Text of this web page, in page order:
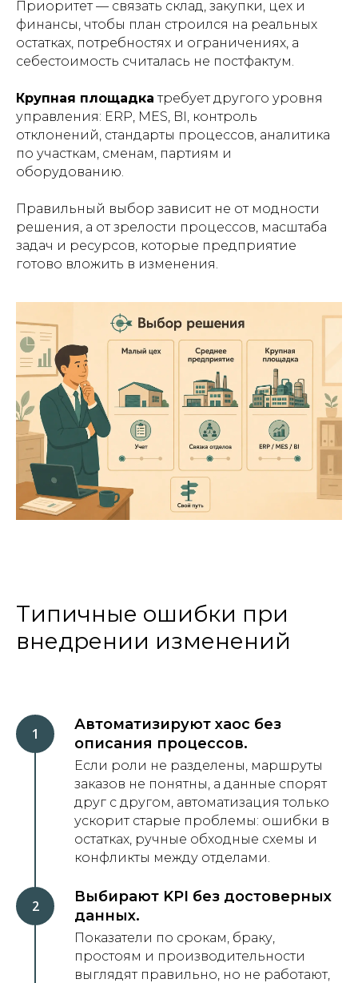
Приоритет — связать склад, закупки, цех и
финансы, чтобы план строился на реальных
остатках, потребностях и ограничениях, а
себестоимость считалась не постфактум.
Крупная площадка требует другого уровня
управления: ERP, MES, BI, контроль
отклонений, стандарты процессов, аналитика
по участкам, сменам, партиям и
оборудованию.
Правильный выбор зависит не от модности
решения, а от зрелости процессов, масштаба
задач и ресурсов, которые предприятие
готово вложить в изменения.
Типичные ошибки при
внедрении изменений
Автоматизируют хаос без
описания процессов.
Если роли не разделены, маршруты
заказов не понятны, а данные спорят
друг с другом, автоматизация только
ускорит старые проблемы: ошибки в
остатках, ручные обходные схемы и
конфликты между отделами.
Выбирают KPI без достоверных
данных.
Показатели по срокам, браку,
простоям и производительности
выглядят правильно, но не работают,